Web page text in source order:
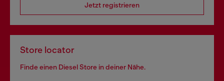
Jetzt registrieren
Store locator
Finde einen Diesel Store in deiner Nähe.